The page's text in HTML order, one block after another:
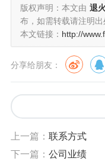
版权声明：本文由 退
布，如需转载请注明出
本文链接： http://
分享给朋友：
上一篇： 联系方式
下一篇： 公司业绩